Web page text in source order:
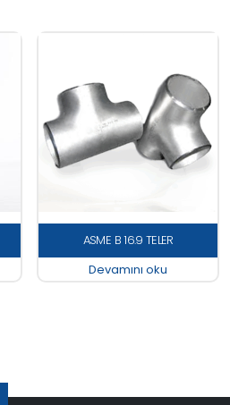
ASME B 16.9 TELER
Devamını oku